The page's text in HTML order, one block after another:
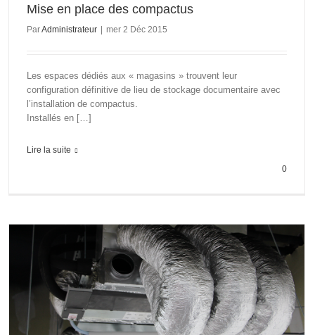
Mise en place des compactus
ParAdministrateur mer 2 Déc 2015
Les espaces dédiés aux « magasins » trouvent leur
configuration définitive de lieu de stockage documentaire avec
l’installation de compactus.
Installés en […]
Lire la suite
0